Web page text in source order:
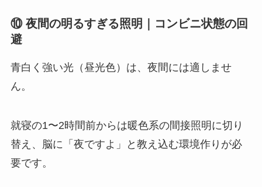
⑩ 夜間の明るすぎる照明｜コンビニ状態の回
避
青白く強い光（昼光色）は、夜間には適しませ
ん。
就寝の1〜2時間前からは暖色系の間接照明に切り
替え、脳に「夜ですよ」と教え込む環境作りが必
要です。